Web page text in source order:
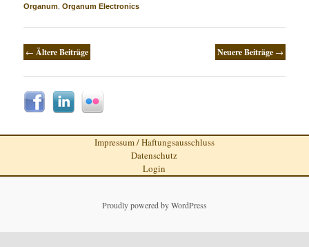
Organum,Organum Electronics
Artikelnavigation
← Ältere Beiträge Neuere Beiträge →
Impressum / Haftungsausschluss
Datenschutz
Login
Proudly powered by WordPress